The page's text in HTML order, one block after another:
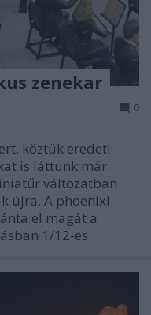
zenekar
0
köztük eredeti
is láttunk már.
változatban
újra. A phoenixi
el magát a
1/12-es…